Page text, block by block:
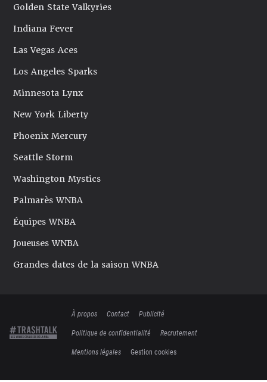
Golden State Valkyries
Indiana Fever
Las Vegas Aces
Los Angeles Sparks
Minnesota Lynx
New York Liberty
Phoenix Mercury
Seattle Storm
Washington Mystics
Palmarès WNBA
Équipes WNBA
Joueuses WNBA
Grandes dates de la saison WNBA
À propos Contact
Publicité
Politique de confidentialité
Recrutement
Mentions légales
Gestion cookies